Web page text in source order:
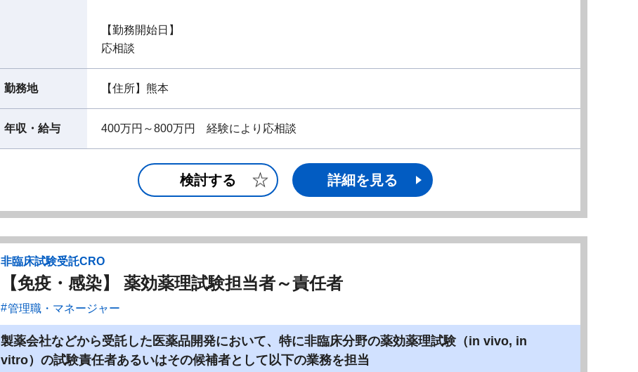
【勤務開始日】
応相談
勤務地 【住所】熊本
年収・給与 400万円～800万円 経験により応相談
検討する 詳細を見る
非臨床試験受託CRO
【免疫・感染】 薬効薬理試験担当者～責任者
管理職・マネージャー
製薬会社などから受託した医薬品開発において、特に非臨床分野の薬効薬理試験（in vivo, in
vitro）の試験責任者あるいはその候補者として以下の業務を担当